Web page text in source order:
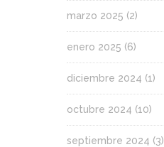
marzo 2025 (2)
enero 2025 (6)
diciembre 2024 (1)
octubre 2024 (10)
septiembre 2024 (3)